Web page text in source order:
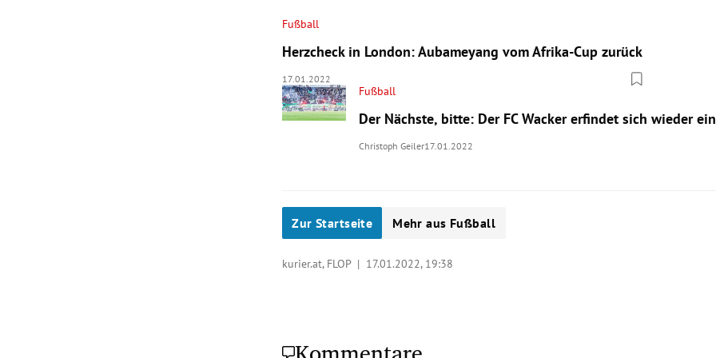
Fußball
Herzcheck in London: Aubameyang vom Afrika-Cup zurück
17.01.2022
Fußball
Der Nächste, bitte: Der FC Wacker erfindet sich wieder
Christoph Geiler17.01.2022
Zur Startseite Mehr aus Fußball
kurier.at, FLOP | 17.01.2022, 19:38